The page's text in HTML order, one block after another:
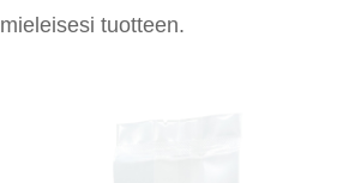
mieleisesi tuotteen.